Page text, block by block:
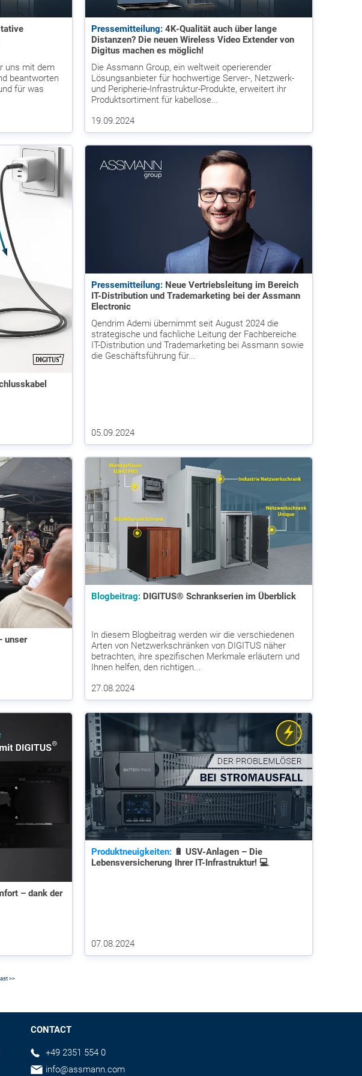
uns mit dem
beantworten
für was
Pressemitteilung: 4K-Qualität auch über lange
Distanzen? Die neuen Wireless Video Extender von
Digitus machen es möglich!
Die Assmann Group, ein weltweit operierender
Lösungsanbieter für hochwertige Server-, Netzwerk-
und Peripherie-Infrastruktur-Produkte, erweitert ihr
Produktsortiment für kabellose...
19.09.2024
Pressemitteilung: Neue Vertriebsleitung im Bereich
IT-Distribution und Trademarketing bei der Assmann
Electronic
Qendrim Ademi übernimmt seit August 2024 die
strategische und fachliche Leitung der Fachbereiche
IT-Distribution und Trademarketing bei Assmann sowie
die Geschäftsführung für...
05.09.2024
unser
Blogbeitrag: DIGITUS® Schrankserien im Überblick
In diesem Blogbeitrag werden wir die verschiedenen
Arten von Netzwerkschränken von DIGITUS näher
betrachten, ihre spezifischen Merkmale erläutern und
Ihnen helfen, den richtigen...
27.08.2024
– dank der
Produktneuigkeiten: 🔋 USV-Anlagen – Die
Lebensversicherung Ihrer IT-Infrastruktur! 💻
07.08.2024
>>
CONTACT
+49 2351 554 0
info@assmann.com